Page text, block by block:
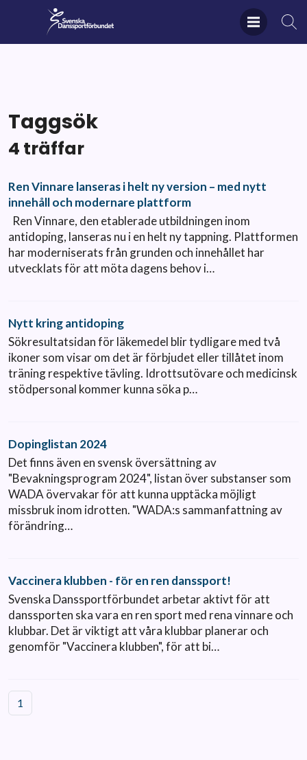
Taggsök
4 träffar
Ren Vinnare lanseras i helt ny version – med nytt
innehåll och modernare plattform
Ren Vinnare, den etablerade utbildningen inom
antidoping, lanseras nu i en helt ny tappning. Plattformen
har moderniserats från grunden och innehållet har
utvecklats för att möta dagens behov i…
Nytt kring antidoping
Sökresultatsidan för läkemedel blir tydligare med två
ikoner som visar om det är förbjudet eller tillåtet inom
träning respektive tävling. Idrottsutövare och medicinsk
stödpersonal kommer kunna söka p…
Dopinglistan 2024
Det finns även en svensk översättning av
"Bevakningsprogram 2024", listan över substanser som
WADA övervakar för att kunna upptäcka möjligt
missbruk inom idrotten. "WADA:s sammanfattning av
förändring…
Vaccinera klubben - för en ren danssport!
Svenska Danssportförbundet arbetar aktivt för att
danssporten ska vara en ren sport med rena vinnare och
klubbar. Det är viktigt att våra klubbar planerar och
genomför "Vaccinera klubben", för att bi…
1